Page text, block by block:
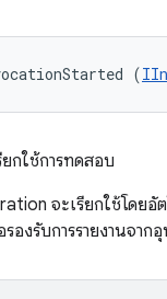
(
ยกใช้การทดสอบ
จะเรียกใช้โดยอั
องรับการรายงานจาก